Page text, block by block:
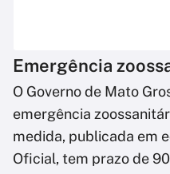
Emergência
O Governo de Mato
emergência
medida, publicada em
Oficial, tem prazo de